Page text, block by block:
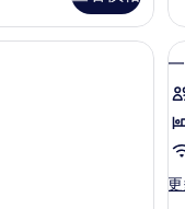
客
房,
2
臥
室
詳
情
房內保險箱、書桌、遮光布/
一
更